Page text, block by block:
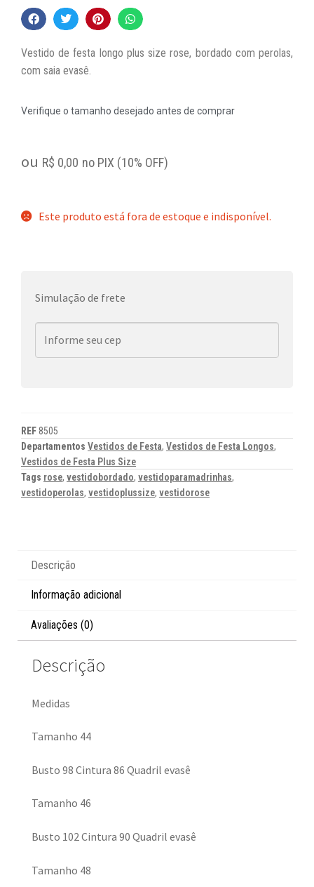
Vestido de festa longo plus size rose, bordado com perolas,
com saia evasê.
Verifique o tamanho desejado antes de comprar
ou R$ 0,00 no PIX (10% OFF)
Este produto está fora de estoque e indisponível.
Simulação de frete
REF 8505
Departamentos Vestidos de Festa, Vestidos de Festa Longos,
Vestidos de Festa Plus Size
Tags rose, vestidobordado, vestidoparamadrinhas,
vestidoperolas, vestidoplussize, vestidorose
Descrição
Informação adicional
Avaliações (0)
Descrição
Medidas
Tamanho 44
Busto 98 Cintura 86 Quadril evasê
Tamanho 46
Busto 102 Cintura 90 Quadril evasê
Tamanho 48